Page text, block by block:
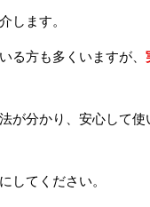
します。
方も多くいますが、
が分かり、安心して使
てください。